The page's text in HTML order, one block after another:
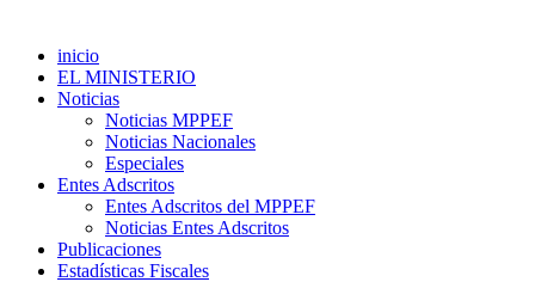
inicio
EL MINISTERIO
Noticias
Noticias MPPEF
Noticias Nacionales
Especiales
Entes Adscritos
Entes Adscritos del MPPEF
Noticias Entes Adscritos
Publicaciones
Estadísticas Fiscales